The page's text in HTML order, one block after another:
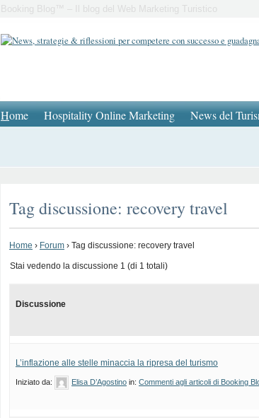
Booking Blog™ – Il blog del Web Marketing Turistico
Home Hospitality Online Marketing News del
Tag discussione: recovery travel
Home › Forum › Tag discussione: recovery travel
Stai vedendo la discussione 1 (di 1 totali)
Discussione
L’inflazione alle stelle minaccia la ripresa del turismo
Iniziato da: Elisa D’Agostino in: Commenti agli articoli di Booking